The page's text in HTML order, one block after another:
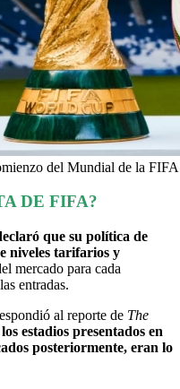
del Mundial de la
DE FIFA?
que su política de
niveles tarifarios y
mercado para cada
entradas.
al reporte de The
estadios presentados en
posteriormente, eran lo